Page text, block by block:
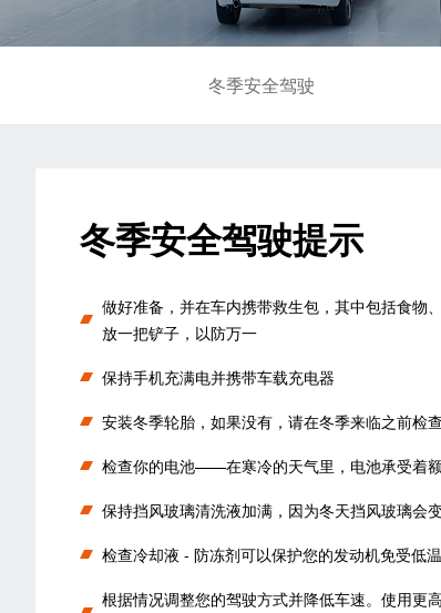
冬季安全驾驶
冬季安全驾驶提示
做好准备，并在车内携带救生包，其中包括食物
放一把铲子，以防万一
保持手机充满电并携带车载充电器
安装冬季轮胎，如果没有，请在冬季来临之前检
检查你的电池——在寒冷的天气里，电池承受着
保持挡风玻璃清洗液加满，因为冬天挡风玻璃会
检查冷却液 - 防冻剂可以保护您的发动机免受低
根据情况调整您的驾驶方式并降低车速。使用更